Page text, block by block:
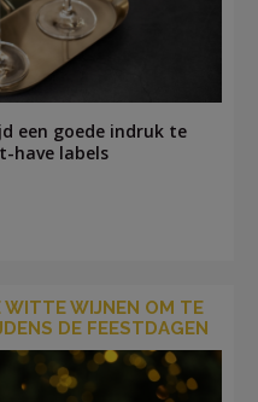
een goede indruk te
have labels
WIJNEN OM TE
DE FEESTDAGEN